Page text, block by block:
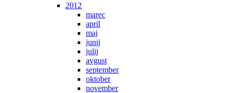
2012
marec
april
maj
junij
julij
avgust
september
oktober
november